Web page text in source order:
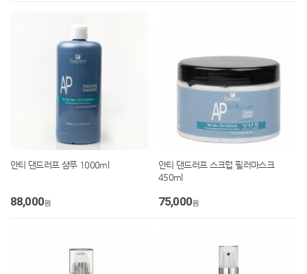
안티 댄드러프 샴푸 1000ml
88,000원
안티 댄드러프 스크럽 필러마스크
450ml
75,000원